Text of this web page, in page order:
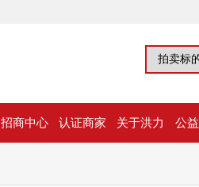
招商中心 认证商家 关于洪力 公